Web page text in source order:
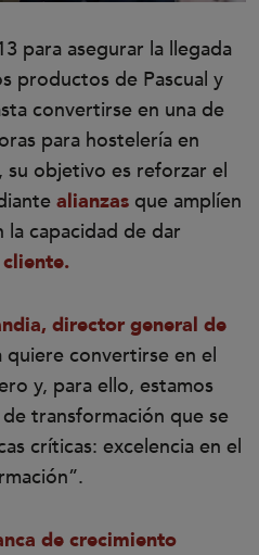
para asegurar la llegada
productos de Pascual y
convertirse en una de
para hostelería en
su objetivo es reforzar el
alianzas que amplíen
capacidad de dar
director general de
quiere convertirse en el
y, para ello, estamos
transformación que se
críticas: excelencia en el
de crecimiento